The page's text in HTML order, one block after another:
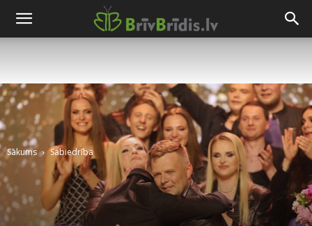
Sākums Sabiedrība